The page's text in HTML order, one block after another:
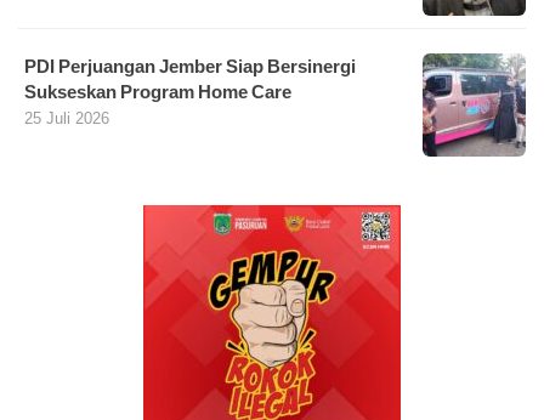
PDI Perjuangan Jember Siap Bersinergi
Sukseskan Program Home Care
25 Juli 2026